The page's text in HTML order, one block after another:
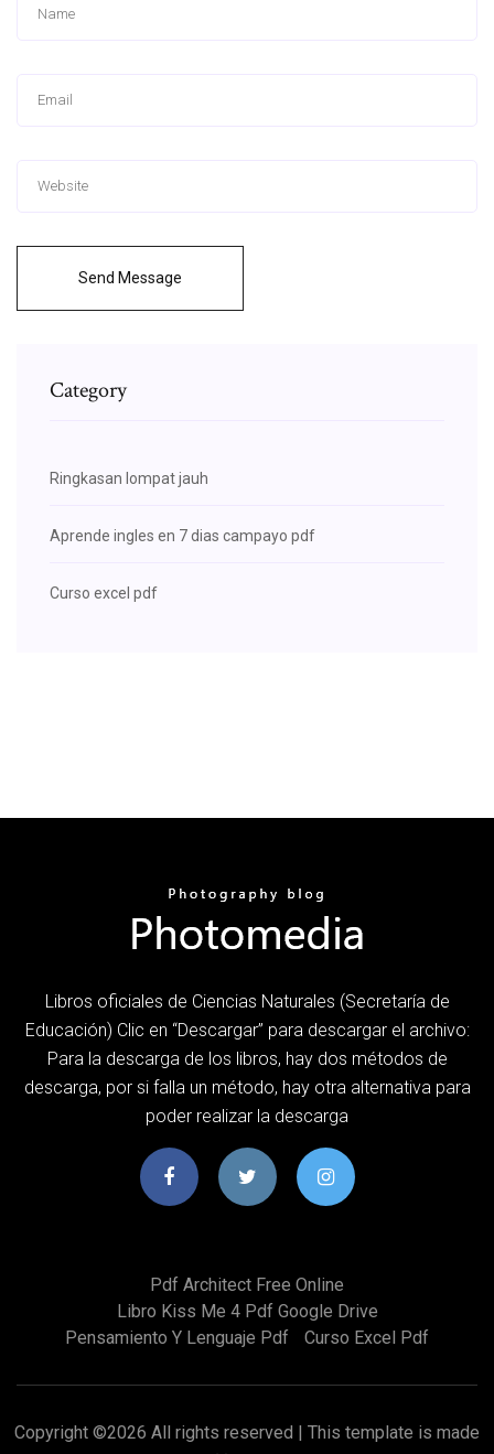
Send Message
Category
Ringkasan lompat jauh
Aprende ingles en 7 dias campayo pdf
Curso excel pdf
Libros oficiales de Ciencias Naturales (Secretaría de
Educación) Clic en “Descargar” para descargar el archivo:
Para la descarga de los libros, hay dos métodos de
descarga, por si falla un método, hay otra alternativa para
poder realizar la descarga
Pdf Architect Free Online
Libro Kiss Me 4 Pdf Google Drive
Pensamiento Y Lenguaje Pdf
Curso Excel Pdf
Copyright ©2026 All rights reserved | This template is made